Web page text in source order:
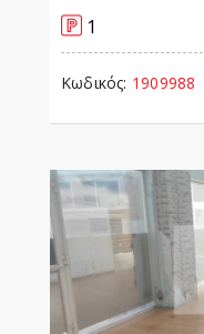
1
Κωδικός: 1909988